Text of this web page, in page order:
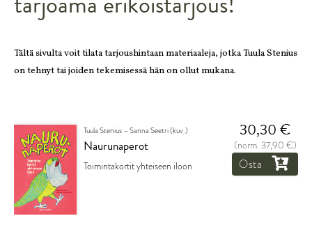
Tältä sivulta voit tilata tarjoushintaan materiaaleja, jotka Tuula Stenius
on tehnyt tai joiden tekemisessä hän on ollut mukana.
Tuula Stenius – Sanna Seetri (kuv.)
Naurunaperot
Toimintakortit yhteiseen iloon
30,30 €
(norm. 37,90 €)
Osta